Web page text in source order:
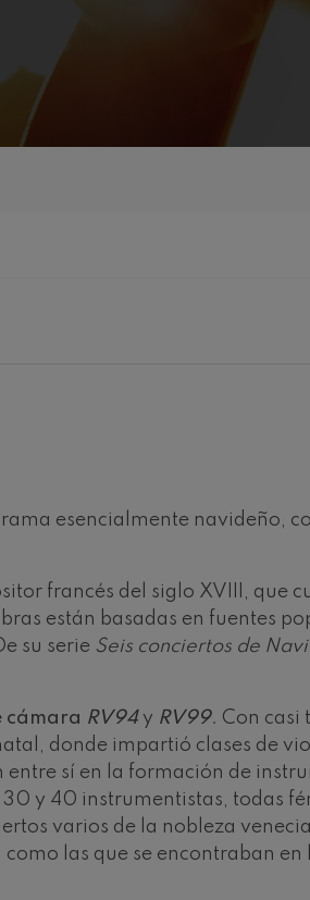
esencialmente navideño,
francés del siglo XVIII, que
están basadas en fuentes
su serie Seis conciertos de
cámara RV94y RV99. Con casi
donde impartió clases de
sí en la formación de
y 40 instrumentistas, todas
varios de la nobleza
las que se encontraban en